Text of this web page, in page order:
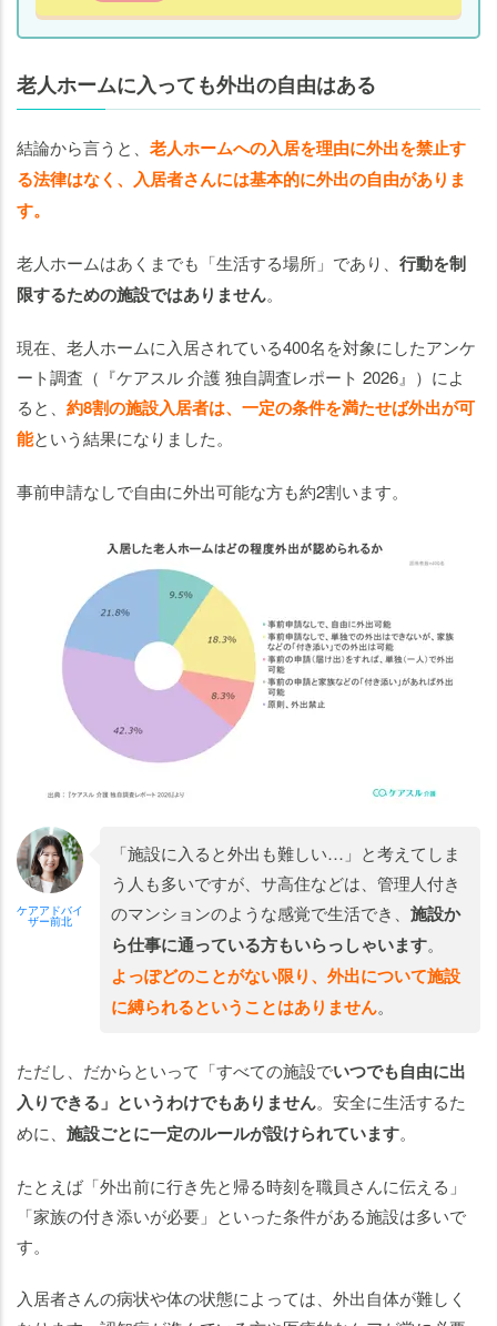
に
い
て
ま
と
老人ホームに入っても外出の自由はある
結論から言うと、 老人ホームへの入居を理由に外出を禁止す
る法律はなく、入居者さんには基本的に外出の自由がありま
す。
老人ホームはあくまでも「生活する場所」であり、 行動を制
限するための施設ではありません。
現在、老人ホームに入居されている400名を対象にしたアンケ
ート調査（『ケアスル 介護 独自調査レポート 2026』）によ
ると、 約8割の施設入居者は、一定の条件を満たせば外出が可
能という結果になりました。
事前申請なしで自由に外出可能な方も約2割います。
ケアアドバイ
ザー前北
「施設に入ると外出も難しい…」と考えてしま
う人も多いですが、サ高住などは、管理人付き
のマンションのような感覚で生活でき、 施設か
ら仕事に通っている方もいらっしゃいます。
よっぽどのことがない限り、外出について施設
に縛られるということはありません。
ただし、だからといって「すべての施設でいつでも自由に出
入りできる」というわけでもありません。安全に生活するた
めに、 施設ごとに一定のルールが設けられています。
たとえば「外出前に行き先と帰る時刻を職員さんに伝える」
「家族の付き添いが必要」といった条件がある施設は多いで
す。
入居者さんの病状や体の状態によっては、外出自体が難しく